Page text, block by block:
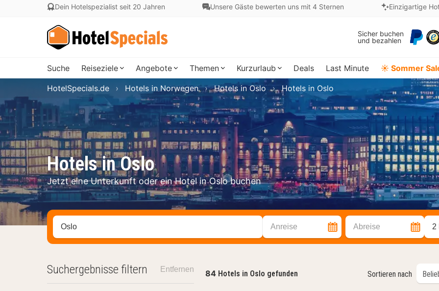
Dein Hotelspezialist seit 20 Jahren Unsere Gäste bewerten uns mit 4 Sternen Einzigartige
Sicher buchen
und bezahlen
Suche Reiseziele Angebote Themen Kurzurlaub Deals Last Minute ☀️ Sommer
Hotels in Oslo
Jetzt eine Unterkunft oder ein Hotel in Oslo buchen
HotelSpecials.de Hotels in Norwegen Hotels in Oslo Hotels in Oslo
Stadt, Region oder Hotel suchen Anreise Abreise 2
84 Hotels in Oslo gefunden Sortieren nach
Suchergebnisse filtern Entfernen